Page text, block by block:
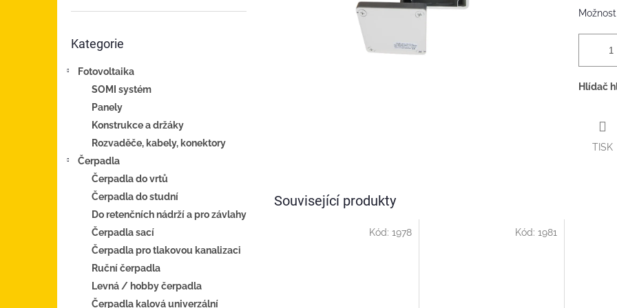
kategorie
Kategorie
Fotovoltaika
SOMI systém
Panely
Konstrukce a držáky
Rozvaděče, kabely, konektory
Čerpadla
Čerpadla do vrtů
Čerpadla do studní
Do retenčních nádrží a pro závlahy
Čerpadla sací
Čerpadla pro tlakovou kanalizaci
Ruční čerpadla
Levná / hobby čerpadla
Čerpadla kalová univerzální
Hlídač
TISK
Související produkty
Kód: 1978 Kód: 1981